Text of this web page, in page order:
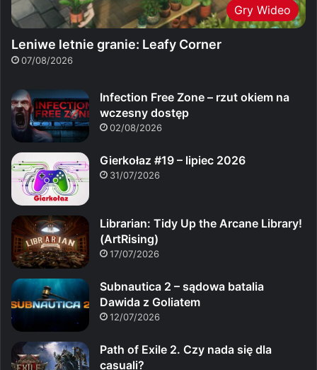
Gry Wideo
Leniwe letnie granie: Leafy Corner
07/08/2026
Infection Free Zone – rzut okiem na
wczesny dostęp
02/08/2026
Gierkołaz #19 – lipiec 2026
31/07/2026
Librarian: Tidy Up the Arcane Library!
(ArtRising)
17/07/2026
Subnautica 2 – sądowa batalia
Dawida z Goliatem
12/07/2026
Path of Exile 2. Czy nada się dla
casuali?